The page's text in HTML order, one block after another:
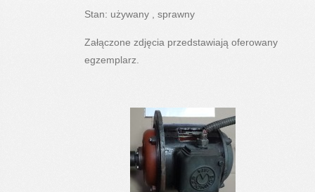
Stan: używany , sprawny
Załączone zdjęcia przedstawiają oferowany
egzemplarz.